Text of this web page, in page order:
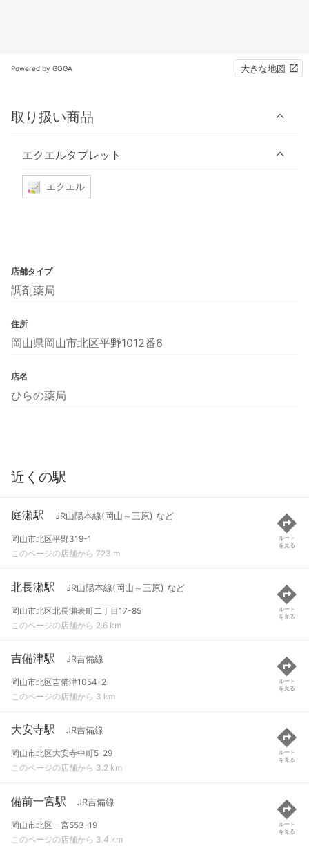
Powered by GOGA 大きな地図
取り扱い商品
エクエルタブレット
エクエル
店舗タイプ
調剤薬局
住所
岡山県岡山市北区平野1012番6
店名
ひらの薬局
近くの駅
庭瀬駅 JR山陽本線(岡山～三原) など
岡山市北区平野319-1
このページの店舗から 723 m
ルート
を見る
北長瀬駅 JR山陽本線(岡山～三原) など
岡山市北区北長瀬表町二丁目17-85
このページの店舗から 2.6 km
ルート
を見る
吉備津駅 JR吉備線
岡山市北区吉備津1054-2
このページの店舗から 3 km
ルート
を見る
大安寺駅 JR吉備線
岡山市北区大安寺中町5-29
このページの店舗から 3.2 km
ルート
を見る
備前一宮駅 JR吉備線
岡山市北区一宮553-19
このページの店舗から 3.4 km
ルート
を見る